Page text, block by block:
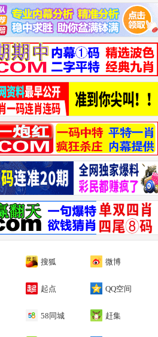
搜狐 微博
起点 QQ空间
58同城 赶集